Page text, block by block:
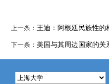
上一条：王迪：阿根廷民族性的
下一条： 美国与其周边国家的关